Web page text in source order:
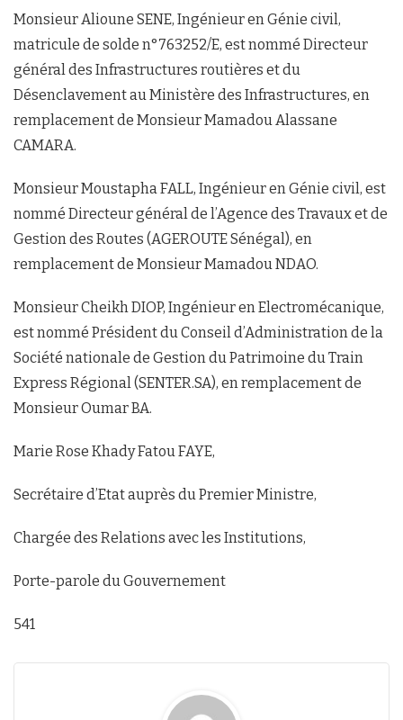
Monsieur Alioune SENE, Ingénieur en Génie civil,
matricule de solde n°763252/E, est nommé Directeur
général des Infrastructures routières et du
Désenclavement au Ministère des Infrastructures, en
remplacement de Monsieur Mamadou Alassane
CAMARA.
Monsieur Moustapha FALL, Ingénieur en Génie civil, est
nommé Directeur général de l’Agence des Travaux et de
Gestion des Routes (AGEROUTE Sénégal), en
remplacement de Monsieur Mamadou NDAO.
Monsieur Cheikh DIOP, Ingénieur en Electromécanique,
est nommé Président du Conseil d’Administration de la
Société nationale de Gestion du Patrimoine du Train
Express Régional (SENTER.SA), en remplacement de
Monsieur Oumar BA.
Marie Rose Khady Fatou FAYE,
Secrétaire d’Etat auprès du Premier Ministre,
Chargée des Relations avec les Institutions,
Porte-parole du Gouvernement
541